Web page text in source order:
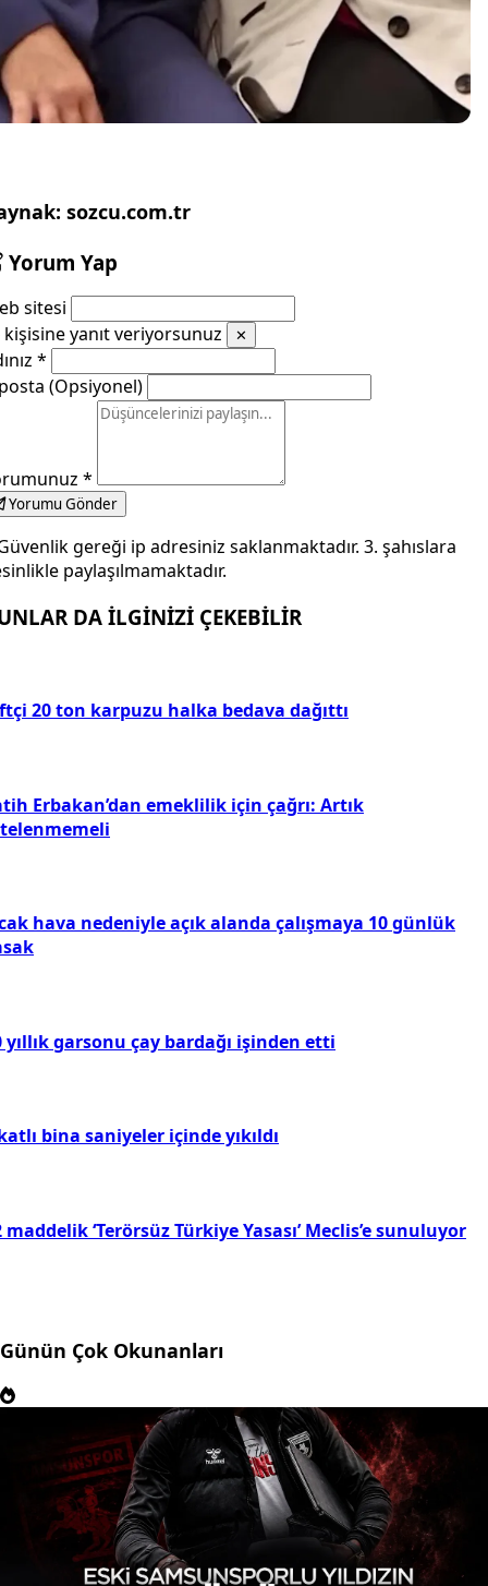
sozcu.com.tr
Yorum Yap
sitesi
kişisine yanıt veriyorsunuz
✕
*
(Opsiyonel)
*
Yorumu Gönder
gereği ip adresiniz saklanmaktadır. 3. şahıslara
paylaşılmamaktadır.
DA İLGİNİZİ ÇEKEBİLİR
20 ton karpuzu halka bedava dağıttı
Erbakan’dan emeklilik için çağrı: Artık
hava nedeniyle açık alanda çalışmaya 10 günlük
yıllık garsonu çay bardağı işinden etti
bina saniyeler içinde yıkıldı
maddelik ‘Terörsüz Türkiye Yasası’ Meclis’e sunuluyor
Günün Çok Okunanları